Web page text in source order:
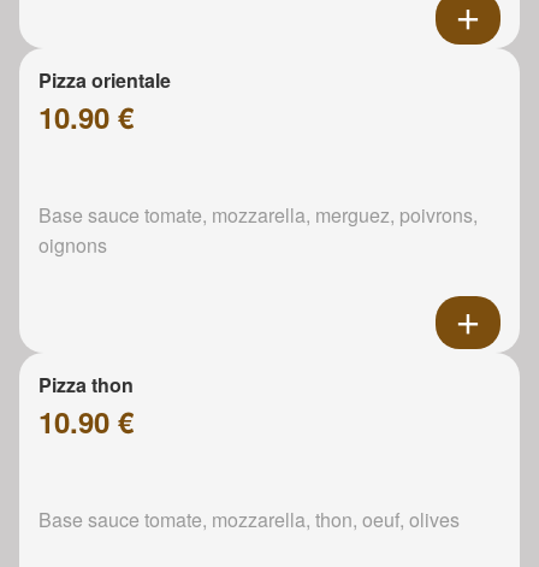
Pizza orientale
10.90 €
Base sauce tomate, mozzarella, merguez, poivrons,
oignons
Pizza thon
10.90 €
Base sauce tomate, mozzarella, thon, oeuf, olives